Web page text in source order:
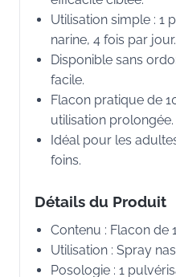
Utilisation simple : 1
narine, 4 fois par jour.
Disponible sans
facile.
Flacon pratique de
utilisation prolongée.
Idéal pour les
foins.
Détails du Produit
Contenu : Flacon de
Utilisation : Spray
Posologie : 1